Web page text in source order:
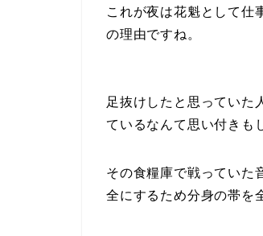
これが夜は花魁として仕
の理由ですね。
足抜けしたと思っていた
ているなんて思い付きも
その食糧庫で戦っていた
全にするため分身の帯を